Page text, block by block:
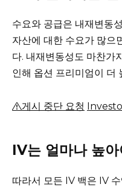
수요와 공급은 내재변동
자산에 대한 수요가 많으
다. 내재변동성도 마찬가
인해 옵션 프리미엄이 더
게시 중단 요청
IV는 얼마나 높
따라서 모든 IV 백은 IV